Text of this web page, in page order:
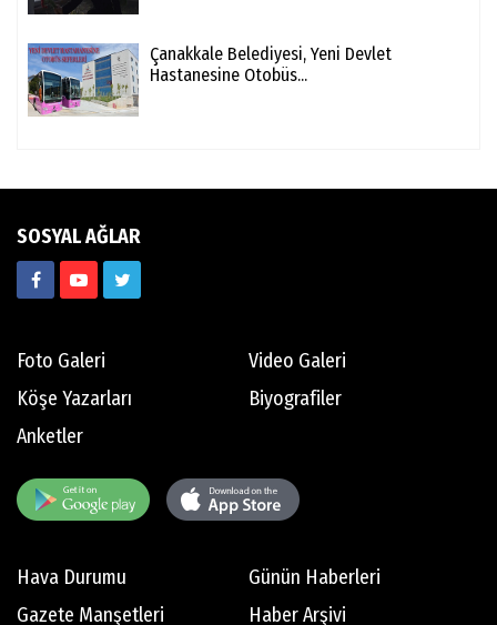
Çanakkale Belediyesi, Yeni Devlet
Hastanesine Otobüs...
SOSYAL AĞLAR
Foto Galeri
Video Galeri
Köşe Yazarları
Biyografiler
Anketler
Hava Durumu
Günün Haberleri
Gazete Manşetleri
Haber Arşivi